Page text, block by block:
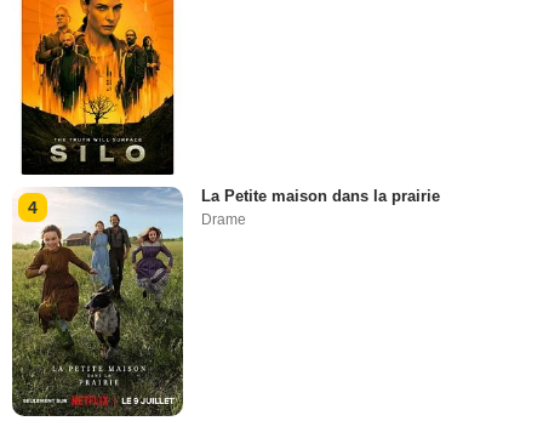
4
La Petite maison dans la prairie
Drame